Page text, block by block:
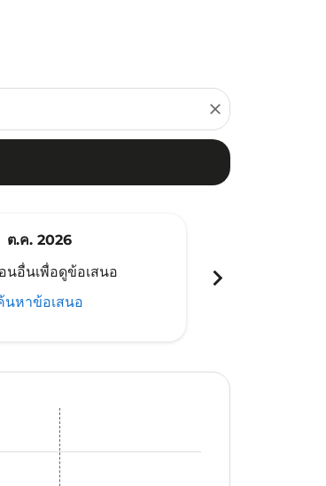
close
ต.ค. 2026
นอื่นเพื่อดูข้อเสนอ
นหาข้อเสนอ
chevron_right
ข้อเสนอ
นหาข้อเสนอ
ค้นหาข้อเสนอ
ค้นหาข้อเสนอ
disclaimer. ค้นหาข้อเสนอ
offers-disclaimer. ค้นหาข้อเสนอ
offers-disclaimer. ค้นหาข้อเสนอ
view-offers-disclaimer. ค้นหาข้อเสนอ
cmp-view-offers-disclaimer. ค้นหาข้อเสนอ
cmp-view-offers-disclaimer. ค้นหาข้อเสนอ
MKZ–CEB: cmp-view-offers-disclaimer. ค้นหาข้อ
MKZ–CEB: cmp-view-offers-disclaimer. ค้นห